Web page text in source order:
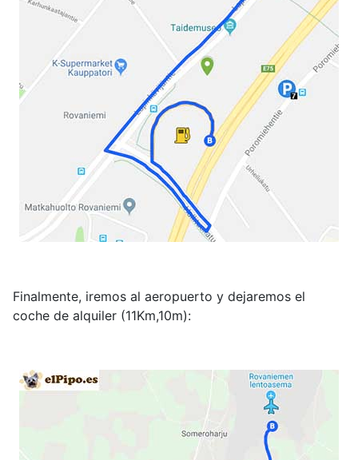
Finalmente, iremos al aeropuerto y dejaremos el
coche de alquiler (11Km,10m):